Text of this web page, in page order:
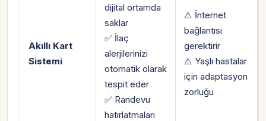
Akıllı Kart
Sistemi
dijital ortamda
saklar
✅ İlaç
alerjilerinizi
otomatik olarak
tespit eder
✅ Randevu
hatırlatmaları
⚠️ İnternet
bağlantısı
gerektirir
⚠️ Yaşlı hastalar
için adaptasyon
zorluğu